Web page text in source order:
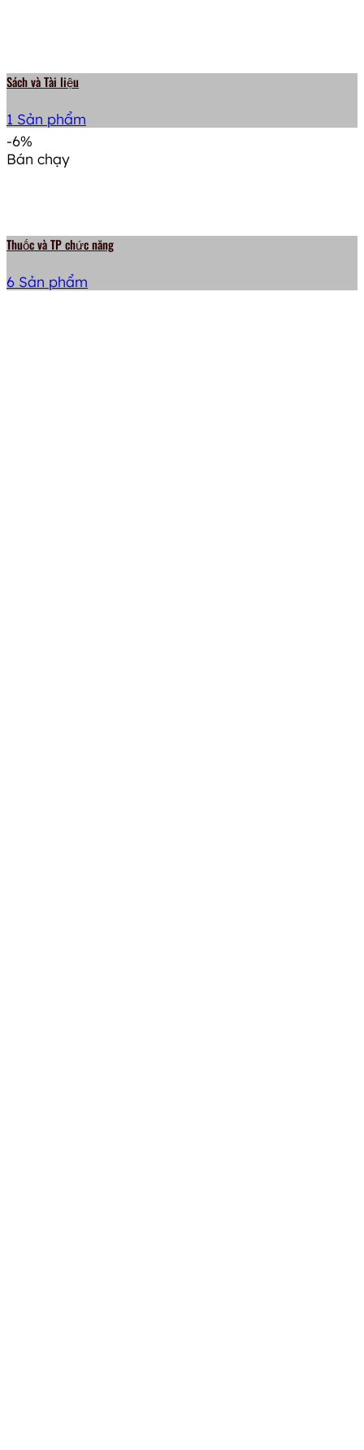
Sách và Tài liệu
1 Sản phẩm
Thuṓc và TP chức năng
6 Sản phẩm
-6%
Bán chạy